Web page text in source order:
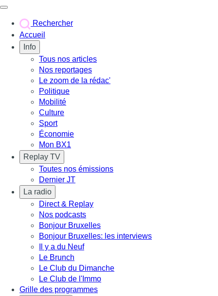
Rechercher
Accueil
Info
Tous nos articles
Nos reportages
Le zoom de la rédac'
Politique
Mobilité
Culture
Sport
Économie
Mon BX1
Replay TV
Toutes nos émissions
Dernier JT
La radio
Direct & Replay
Nos podcasts
Bonjour Bruxelles
Bonjour Bruxelles: les interviews
Il y a du Neuf
Le Brunch
Le Club du Dimanche
Le Club de l'Immo
Grille des programmes